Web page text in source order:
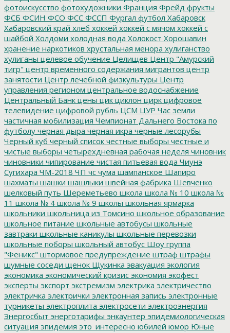
фотоискусство фотохудожники Франция Фрейд фрукты
ФСБ ФСИН ФСО ФСС ФССП Фургал футбол Хабаровск
Хабаровский край хлеб хоккей хоккей с мячом хоккей с
шайбой Холдоми холодная вода Холокост Хорошавин
хранение наркотиков хрустальная менора хулиганство
хулиганы целевое обучение Целищев Центр "Амурский
тигр" центр временного содержания мигрантов центр
занятости Центр лечебной физкультуры Центр
управления регионом центральное водоснабжение
Центральный Банк цены цик циклон цирк цифровое
телевидение цифровой рубль ЦСМ ЦУР Час земли
частичная мобилизация Чемпионат Дальнего Востока по
футболу черная дыра черная икра черные лесорубы
Черный куб черный список честные выборы честные и
чистые выборы четырехдневная рабочая неделя чиновник
чиновники чипирование чистая питьевая вода Чиунэ
Сугихара ЧМ-2018 ЧП чс чума шампанское Шапиро
шахматы шашки шашлыки швейная фабрика Шевченко
шелковый путь Шереметьево школа школа № 10 школа №
11 школа № 4 школа № 9 школы школьная ярмарка
школьники школьница из Томсино школьное образование
школьное питание школьные автобусы школьные
завтраки школьные каникулы школьные перевозки
школьные поборы школьный автобус Шоу группа
"Феникс" штормовое предупреждение штраф штрафы
шумные соседи щенок Щукинка эвакуация экология
экономика экономический кризис экономия экофест
эксперты экспорт экстремизм электрика электричество
электричка электрички электронная запись электронные
турникеты электроплита электросети электроэнергия
Энергосбыт энерготарифы энкаунтер эпидемиологическая
ситуация эпидемия это_интересно юбилей юмор Юные